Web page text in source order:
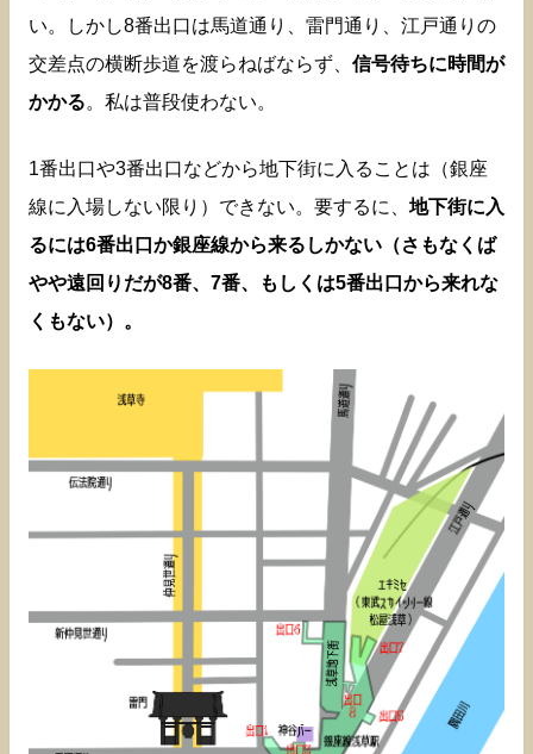
い。しかし8番出口は馬道通り、雷門通り、江戸通りの
交差点の横断歩道を渡らねばならず、 信号待ちに時間が
かかる。私は普段使わない。
1番出口や3番出口などから地下街に入ることは（銀座
線に入場しない限り）できない。要するに、 地下街に入
るには6番出口か銀座線から来るしかない（さもなくば
やや遠回りだが8番、7番、もしくは5番出口から来れな
くもない）。